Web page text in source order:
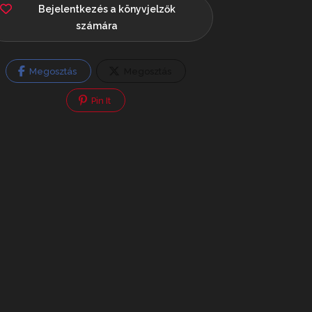
Bejelentkezés a könyvjelzők
számára
Megosztás
Pin It